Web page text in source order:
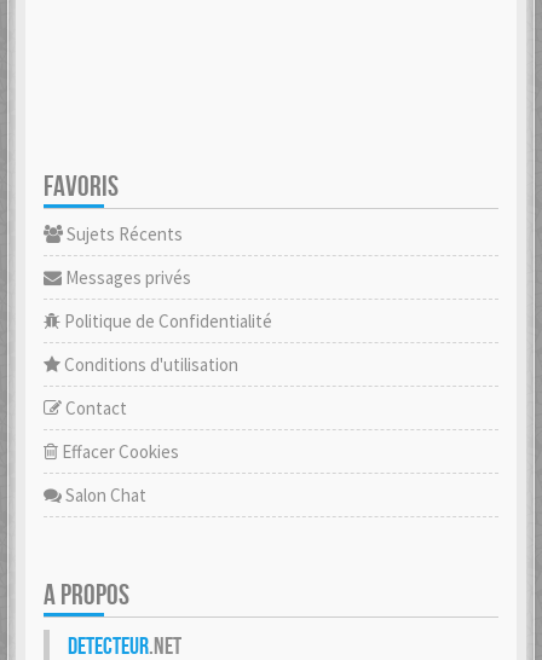
FAVORIS
Sujets Récents
Messages privés
Politique de Confidentialité
Conditions d'utilisation
Contact
Effacer Cookies
Salon Chat
A PROPOS
Detecteur.net